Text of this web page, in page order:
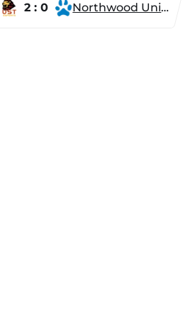
2 : 0 Northwood University